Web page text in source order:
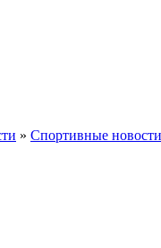
» Спортивные новости